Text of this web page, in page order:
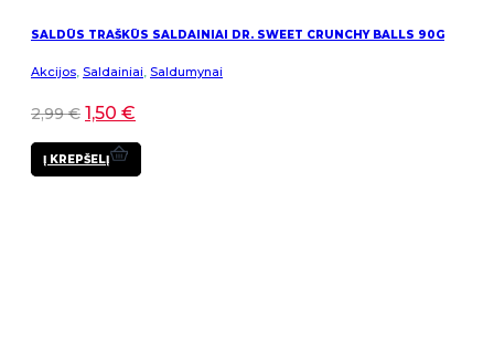
SALDŪS TRAŠKŪS SALDAINIAI DR. SWEET CRUNCHY BALLS 90G
Akcijos, Saldainiai, Saldumynai
2,99€ 1,50 €
Į KREPŠELĮ